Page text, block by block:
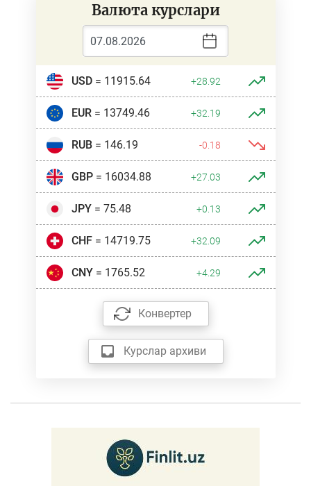
Валюта курслари
USD= 11915.64 +28.92
EUR= 13749.46 +32.19
RUB= 146.19 -0.18
GBP= 16034.88 +27.03
JPY= 75.48 +0.13
CHF= 14719.75 +32.09
CNY= 1765.52 +4.29
Конвертер
Курслар архиви